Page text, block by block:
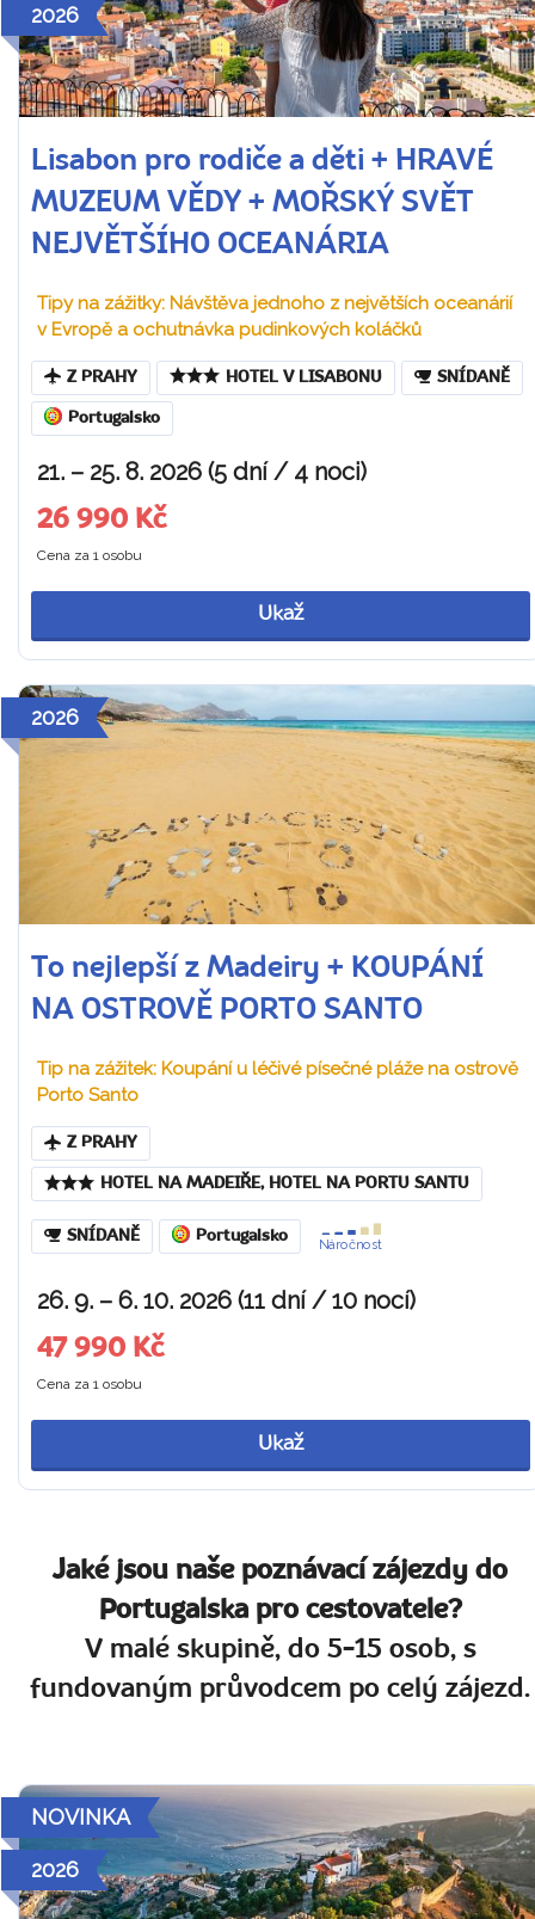
2026
Lisabon pro rodiče a děti + HRAVÉ
MUZEUM VĚDY + MOŘSKÝ SVĚT
NEJVĚTŠÍHO OCEANÁRIA
Tipy na zážitky: Návštěva jednoho z největších oceanárií
v Evropě a ochutnávka pudinkových koláčků
Z PRAHY HOTEL V LISABONU SNÍDANĚ
Portugalsko
21. – 25. 8. 2026 (5 dní / 4 noci)
26 990 Kč
Cena za 1 osobu
Ukaž
2026
To nejlepší z Madeiry + KOUPÁNÍ
NA OSTROVĚ PORTO SANTO
Tip na zážitek: Koupání u léčivé písečné pláže na ostrově
Porto Santo
Z PRAHY
HOTEL NA MADEIŘE, HOTEL NA PORTU SANTU
SNÍDANĚ Portugalsko
Náročnost
26. 9. – 6. 10. 2026 (11 dní / 10 nocí)
47 990 Kč
Cena za 1 osobu
Ukaž
Jaké jsou naše poznávací zájezdy do
Portugalska pro cestovatele?
V malé skupině, do 5-15 osob, s
fundovaným průvodcem po celý zájezd.
NOVINKA
2026